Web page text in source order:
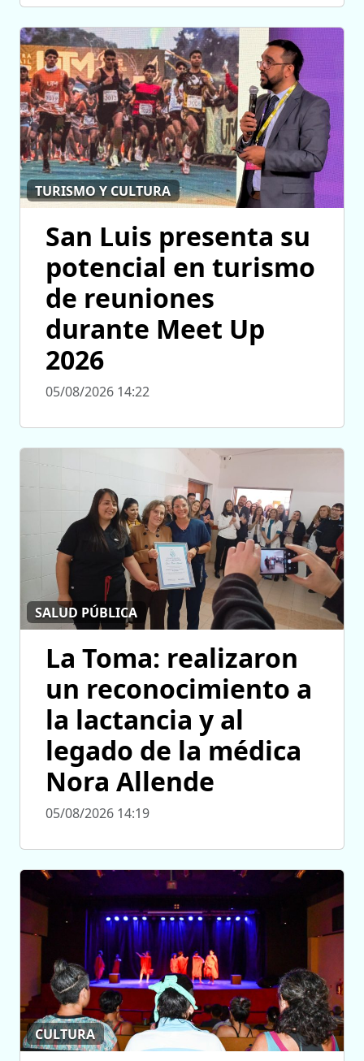
TURISMO Y CULTURA
San Luis presenta su
potencial en turismo
de reuniones
durante Meet Up
2026
05/08/2026 14:22
SALUD PÚBLICA
La Toma: realizaron
un reconocimiento a
la lactancia y al
legado de la médica
Nora Allende
05/08/2026 14:19
CULTURA